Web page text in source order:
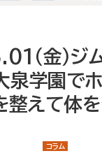
れ
金)ジ
泉学園で
整えて体
コラム